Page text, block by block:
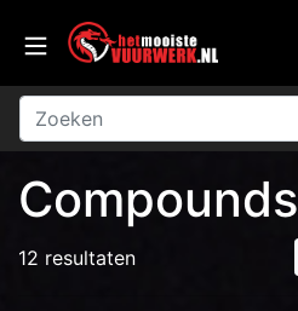
Compounds
12 resultaten